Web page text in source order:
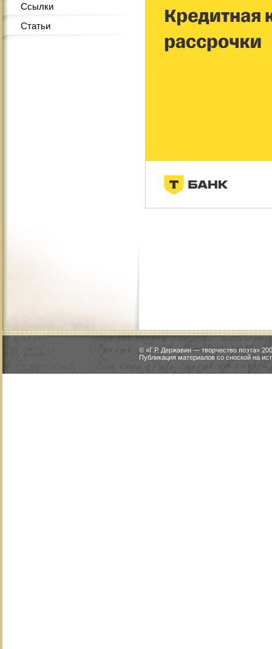
Ссылки
Статьи
© «Г.Р. Державин — творчество поэта»
Публикация материалов со сноской на